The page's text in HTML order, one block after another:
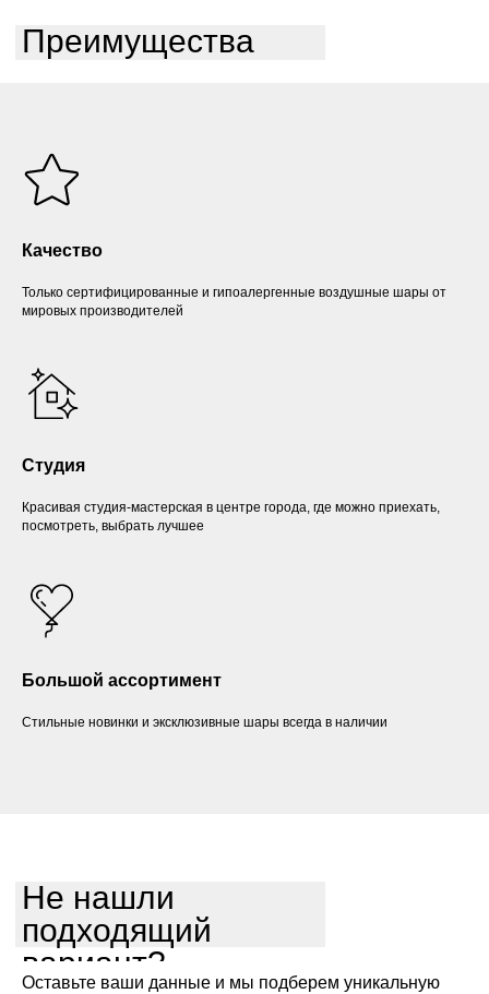
Преимущества
Качество
Только сертифицированные и гипоалергенные воздушные шары от
мировых производителей
Студия
Красивая студия-мастерская в центре города, где можно приехать,
посмотреть, выбрать лучшее
Большой ассортимент
Стильные новинки и эксклюзивные шары всегда в наличии
Не нашли
подходящий
вариант?
Оставьте ваши данные и мы подберем уникальную